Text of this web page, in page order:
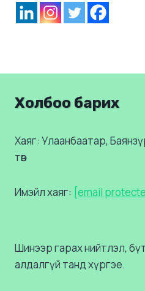
Холбоо барих
Хаяг: Улаанбаатар,
төв
Имэйл хаяг: [email
Шинээр гарах нийтлэл,
алдалгүй танд хүргэе.